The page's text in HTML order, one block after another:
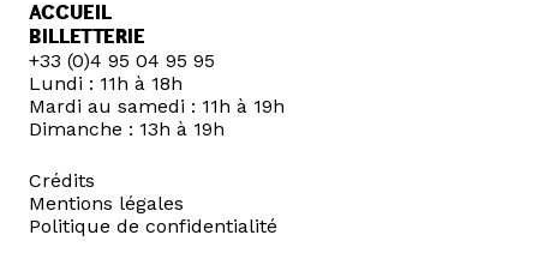
ACCUEIL
BILLETTERIE
+33 (0)4 95 04 95 95
Lundi : 11h à 18h
Mardi au samedi : 11h à 19h
Dimanche : 13h à 19h
Crédits
Mentions légales
Politique de confidentialité